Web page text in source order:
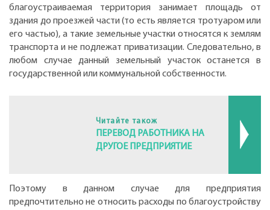
благоустраиваемая территория занимает площадь от
здания до проезжей части (то есть является тротуаром или
его частью), а такие земельные участки относятся к землям
транспорта и не подлежат приватизации. Следовательно, в
любом случае данный земельный участок останется в
государственной или коммунальной собственности.
Читайте також
ПЕРЕВОД РАБОТНИКА НА
ДРУГОЕ ПРЕДПРИЯТИЕ
Поэтому в данном случае для предприятия
предпочтительно не относить расходы по благоустройству